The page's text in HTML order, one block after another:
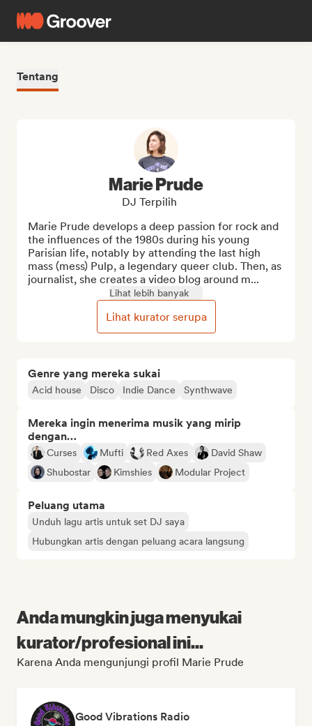
Tentang
Genre yang mereka sukai
Acid house Disco Indie Dance Synthwave
Mereka ingin menerima musik yang mirip
dengan…
Curses Mufti Red Axes
David Shaw
Shubostar
Kimshies Modular Project
Peluang utama
Unduh lagu artis untuk set DJ saya
Hubungkan artis dengan peluang acara langsung
Marie Prude
DJ Terpilih
Marie Prude develops a deep passion for rock and
the influences of the 1980s during his young
Parisian life, notably by attending the last high
mass (mess) Pulp, a legendary queer club. Then, as
journalist, she creates a video blog around m...
Lihat lebih banyak
Lihat kurator serupa
Anda mungkin juga menyukai
kurator/profesional ini...
Karena Anda mengunjungi profil Marie Prude
Good Vibrations Radio